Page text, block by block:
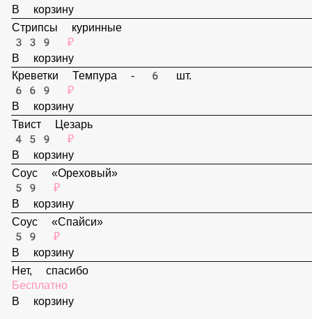
Наггетсы - 6 шт.
299 ₽
В корзину
Стрипсы куринные
339 ₽
В корзину
Креветки Темпура - 6 шт.
669 ₽
В корзину
Твист Цезарь
459 ₽
В корзину
Соус «Ореховый»
59 ₽